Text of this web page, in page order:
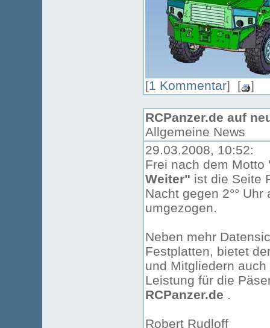
[1 Kommentar] [ ]
RCPanzer.de auf
Allgemeine News
29.03.2008, 10:52:
Frei nach dem Motto
Weiter" ist die Seite
Nacht gegen 2°°
umgezogen.
Neben mehr
Festplatten, bietet
und Mitgliedern
Leistung für die
RCPanzer.de .
Robert Rudloff